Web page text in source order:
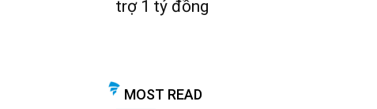
trợ 1 tỷ đồng
MOST READ